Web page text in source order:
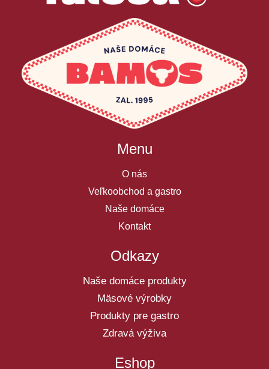
Menu
O nás
Veľkoobchod a gastro
Naše domáce
Kontakt
Odkazy
Naše domáce produkty
Mäsové výrobky
Produkty pre gastro
Zdravá výživa
Eshop